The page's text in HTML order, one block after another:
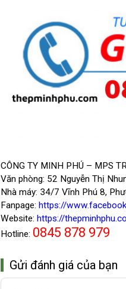
CÔNG TY MINH PHÚ – MPS
Văn phòng: 52 Nguyễn Thị
Nhà máy: 34/7 Vĩnh Phú 8,
Fanpage: https://
Website: https://
Hotline: 0845 878 979
Gửi đánh giá của bạn